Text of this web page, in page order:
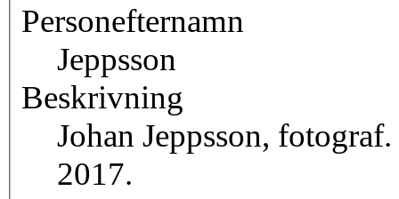
Personefternamn
Jeppsson
Beskrivning
Johan Jeppsson,
2017.